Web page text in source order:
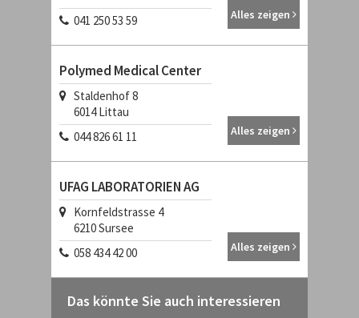
041 250 53 59
Alles zeigen
Polymed Medical Center
Staldenhof 8
6014 Littau
044 826 61 11
Alles zeigen
UFAG LABORATORIEN AG
Kornfeldstrasse 4
6210Sursee
058 434 42 00
Alles zeigen
Das könnte Sie auch interessieren